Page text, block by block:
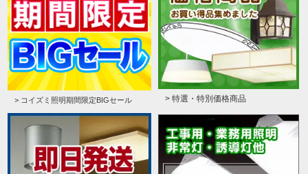
> コイズミ照明期間限定BIGセール > 特選・特別価格商品